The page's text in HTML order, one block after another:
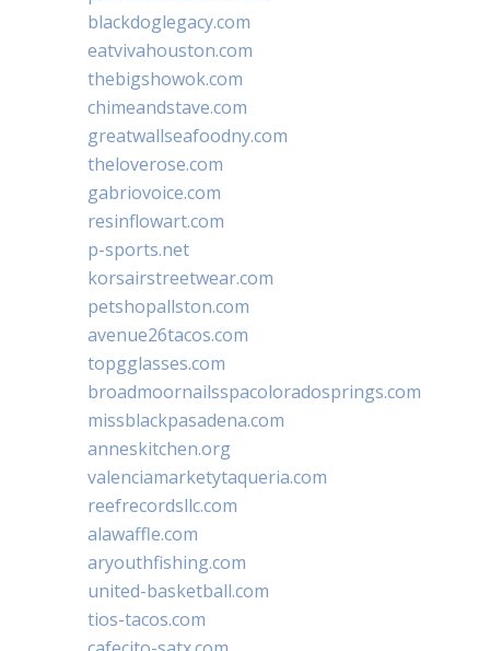
blackdoglegacy.com
eatvivahouston.com
thebigshowok.com
chimeandstave.com
greatwallseafoodny.com
theloverose.com
gabriovoice.com
resinflowart.com
p-sports.net
korsairstreetwear.com
petshopallston.com
avenue26tacos.com
topgglasses.com
broadmoornailsspacoloradosprings.com
missblackpasadena.com
anneskitchen.org
valenciamarketytaqueria.com
reefrecordsllc.com
alawaffle.com
aryouthfishing.com
united-basketball.com
tios-tacos.com